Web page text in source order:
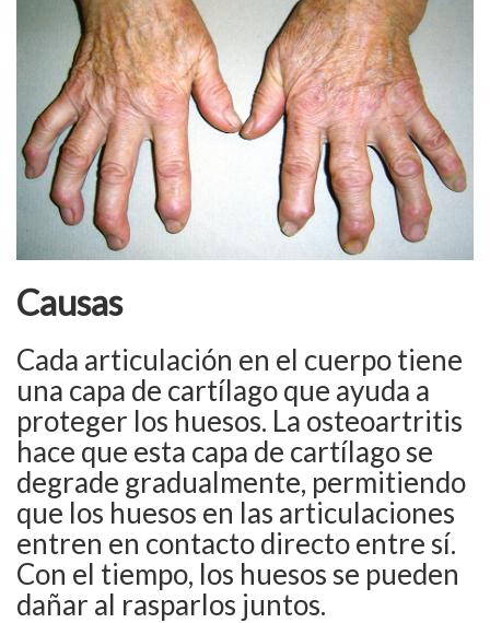
Causas
Cada articulación en el cuerpo tiene
una capa de cartílago que ayuda a
proteger los huesos. La osteoartritis
hace que esta capa de cartílago se
degrade gradualmente, permitiendo
que los huesos en las articulaciones
entren en contacto directo entre sí.
Con el tiempo, los huesos se pueden
dañar al rasparlos juntos.